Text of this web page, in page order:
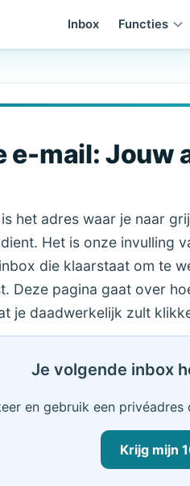
Inbox Functies
e-mail: Jouw
het adres waar je naar
Het is onze invulling
die klaarstaat om te
Deze pagina gaat over
je daadwerkelijk zult
Je volgende inbox
en gebruik een
Krijg mijn